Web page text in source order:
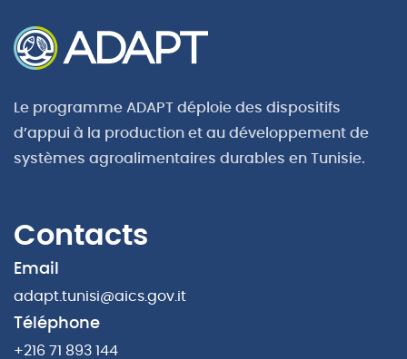
Le programme ADAPT déploie des dispositifs
d’appui à la production et au développement de
systèmes agroalimentaires durables en Tunisie.
Contacts
Email
adapt.tunisi@aics.gov.it
Téléphone
+216 71 893 144